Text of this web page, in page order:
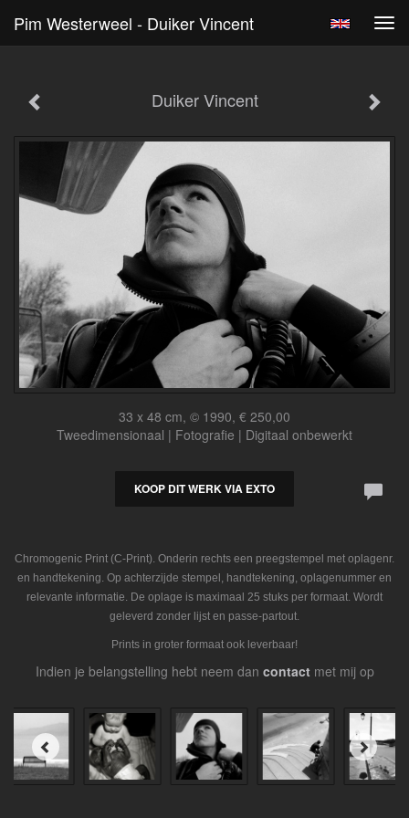
Pim Westerweel - Duiker Vincent
Duiker Vincent
33 x 48 cm, © 1990, € 250,00
Tweedimensionaal | Fotografie | Digitaal onbewerkt
KOOP DIT WERK VIA EXTO
Chromogenic Print (C-Print). Onderin rechts een preegstempel met oplagenr.
en handtekening. Op achterzijde stempel, handtekening, oplagenummer en
relevante informatie. De oplage is maximaal 25 stuks per formaat. Wordt
geleverd zonder lijst en passe-partout.
Prints in groter formaat ook leverbaar!
Indien je belangstelling hebt neem dan contactmet mij op